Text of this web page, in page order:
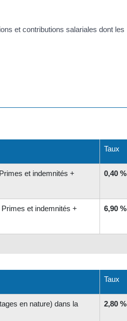
et contributions salariales dont les
Taux
et indemnités +
0,40 %
et indemnités +
6,90 %
Taux
en nature) dans la
2,80 %